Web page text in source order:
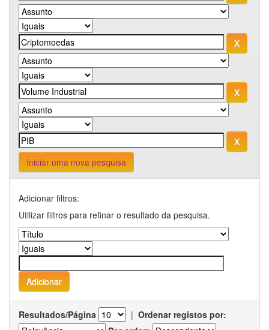
Iniciar uma nova pesquisa
Adicionar filtros:
Utilizar filtros para refinar o resultado da pesquisa.
Resultados/Página | Ordenar registos por: